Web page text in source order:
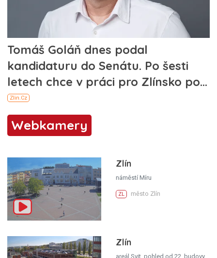
Webkamery
Zlín
náměstí Míru
ZL město Zlín
Zlín
areál Svit, pohled od 22. budovy